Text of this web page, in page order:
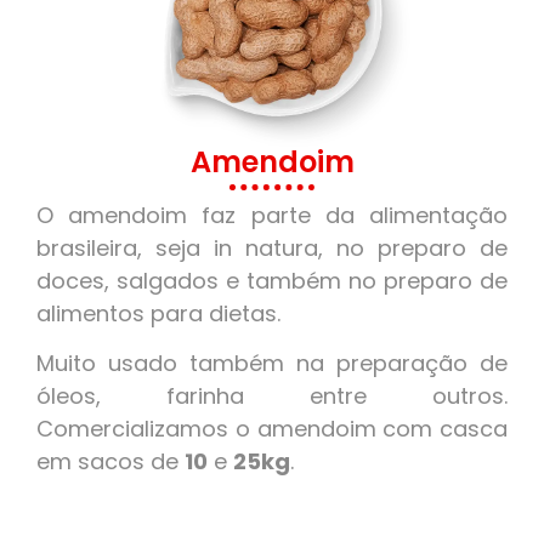
Amendoim
O amendoim faz parte da alimentação
brasileira, seja in natura, no preparo de
doces, salgados e também no preparo de
alimentos para dietas.
Muito usado também na preparação de
óleos, farinha entre outros.
Comercializamos o amendoim com casca
em sacos de 10 e 25kg.